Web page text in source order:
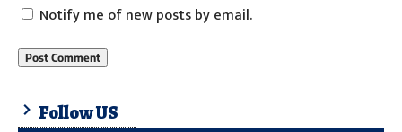
Notify me of new posts by email.
Follow US